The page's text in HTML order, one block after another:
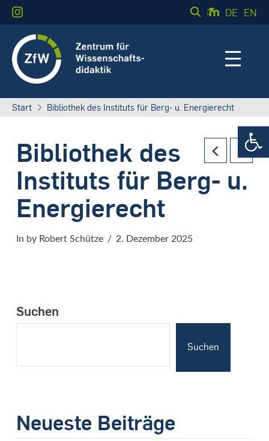
DE EN
Start Bibliothek des Instituts für Berg- u. Energierecht
Bibliothek des
Instituts für Berg- u.
Energierecht
In by Robert Schütze 2. Dezember 2025
Suchen
Suchen
Neueste Beiträge